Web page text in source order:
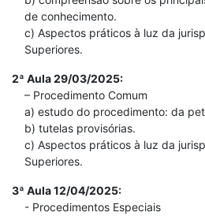
de conhecimento.
c) Aspectos práticos à luz da
Superiores.
2ª Aula 29/03/2025:
– Procedimento Comum
a) estudo do procedimento: da
b) tutelas provisórias.
c) Aspectos práticos à luz da
Superiores.
3ª Aula 12/04/2025:
- Procedimentos Especiais